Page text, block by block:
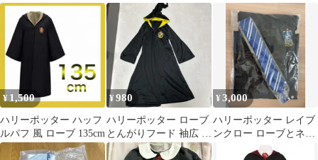
キッズ用 135サイズ】
新品未使用
ブ ネクタイ 帽子 4
点セット
¥ 1,500
ハリーポッター ハッフ
ルパフ 風 ローブ 135cm
¥980
ハリーポッター ローブ
とんがりフード 袖広 ワ
ンポイント 160 イベン
¥3,000
ハリーポッター レイブ
ンクロー ローブとネク
タイセット